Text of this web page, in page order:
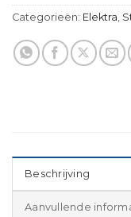
Categorieën: Elektra,
Beschrijving
Aanvullende